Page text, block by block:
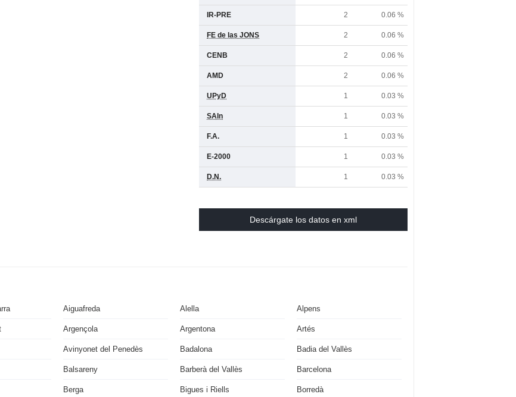
IR-PRE 2 0.06 %
FE de las JONS 2 0.06 %
CENB 2 0.06 %
AMD 2 0.06 %
UPyD 1 0.03 %
SAIn 1 0.03 %
F.A. 1 0.03 %
E-2000 1 0.03 %
D.N. 1 0.03 %
Descárgate los datos en xml
Aiguafreda Alella Alpens
Argençola Argentona Artés
Avinyonet del Penedès Badalona Badia del Vallès
Balsareny Barberà del Vallès Barcelona
Berga Bigues i Riells Borredà